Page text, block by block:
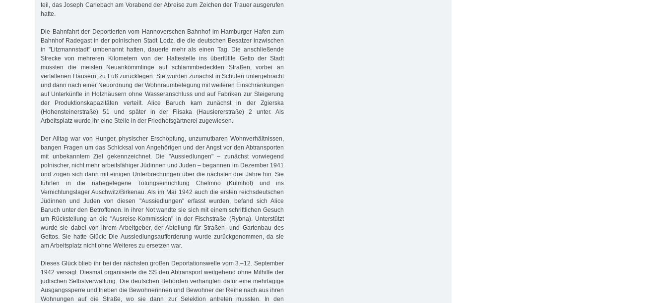
teil, das Joseph Carlebach am Vorabend der Abreise zum Zeichen der Trauer ausgerufen
hatte.
Die Bahnfahrt der Deportierten vom Hannoverschen Bahnhof im Hamburger Hafen zum
Bahnhof Radegast in der polnischen Stadt Lodz, die die deutschen Besatzer inzwischen
in "Litzmannstadt" umbenannt hatten, dauerte mehr als einen Tag. Die anschließende
Strecke von mehreren Kilometern von der Haltestelle ins überfüllte Getto der Stadt
mussten die meisten Neuankömmlinge auf schlammbedeckten Straßen, vorbei an
verfallenen Häusern, zu Fuß zurücklegen. Sie wurden zunächst in Schulen untergebracht
und dann nach einer Neuordnung der Wohnraumbelegung mit weiteren Einschränkungen
auf Unterkünfte in Holzhäusern ohne Wasseranschluss und auf Fabriken zur Steigerung
der Produktionskapazitäten verteilt. Alice Baruch kam zunächst in der Zgierska
(Hohensteinerstraße) 51 und später in der Flisaka (Hausiererstraße) 2 unter. Als
Arbeitsplatz wurde ihr eine Stelle in der Friedhofsgärtnerei zugewiesen.
Der Alltag war von Hunger, physischer Erschöpfung, unzumutbaren Wohnverhältnissen,
bangen Fragen um das Schicksal von Angehörigen und der Angst vor den Abtransporten
mit unbekanntem Ziel gekennzeichnet. Die "Aussiedlungen" – zunächst vorwiegend
polnischer, nicht mehr arbeitsfähiger Jüdinnen und Juden – begannen im Dezember 1941
und zogen sich dann mit einigen Unterbrechungen über die nächsten drei Jahre hin. Sie
führten in die nahegelegene Tötungseinrichtung Chelmno (Kulmhof) und ins
Vernichtungslager Auschwitz/Birkenau. Als im Mai 1942 auch die ersten reichsdeutschen
Jüdinnen und Juden von diesen "Aussiedlungen" erfasst wurden, befand sich Alice
Baruch unter den Betroffenen. In ihrer Not wandte sie sich mit einem schriftlichen Gesuch
um Rückstellung an die "Ausreise-Kommission" in der Fischstraße (Rybna). Unterstützt
wurde sie dabei von ihrem Arbeitgeber, der Abteilung für Straßen- und Gartenbau des
Gettos. Sie hatte Glück: Die Aussiedlungsaufforderung wurde zurückgenommen, da sie
am Arbeitsplatz nicht ohne Weiteres zu ersetzen war.
Dieses Glück blieb ihr bei der nächsten großen Deportationswelle vom 3.–12. September
1942 versagt. Diesmal organisierte die SS den Abtransport weitgehend ohne Mithilfe der
jüdischen Selbstverwaltung. Die deutschen Behörden verhängten dafür eine mehrtägige
Ausgangssperre und trieben die Bewohnerinnen und Bewohner der Reihe nach aus ihren
Wohnungen auf die Straße, wo sie dann zur Selektion antreten mussten. In den